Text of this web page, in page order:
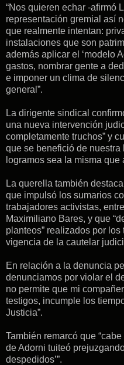
“Nos quieren echar -afirmó
representación gremial así
que realmente intentan:
instalaciones que son
además aplicar el ‘modelo
gastos, nombrar gente a
e imponer un clima de
general”.
La dirigente sindical
una nueva intervención
completamente truchos” y
que se benefició de
logramos sea la misma que
La querella también
que impulsó los sumarios
trabajadores activistas,
Maximiliano Bares, y que
planteos” realizados por
vigencia de la cautelar
En relación a la denuncia
denunciamos por violar el
no permite que mi
testigos, incumple los
Justicia”.
También remarcó que
de Adorni tuiteó
despedidos’”.